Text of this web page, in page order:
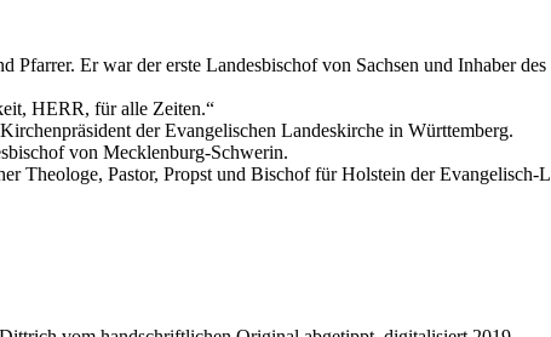
Er war der erste Landesbischof von Sachsen und Inhaber
HERR, für alle Zeiten.
der Evangelischen Landeskirche in Württemberg.
von Mecklenburg-Schwerin.
Theologe, Pastor, Propst und Bischof für Holstein der Evangelisch-